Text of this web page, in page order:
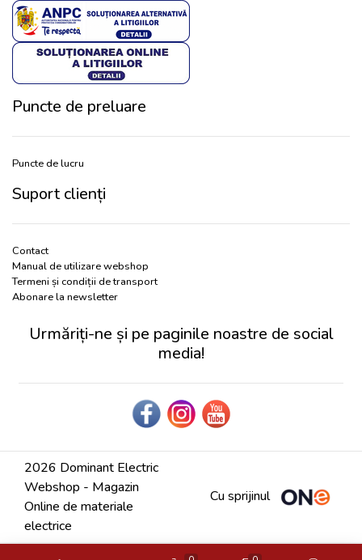
Puncte de preluare
Puncte de lucru
Suport clienți
Contact
Manual de utilizare webshop
Termeni și condiții de transport
Abonare la newsletter
Urmăriți-ne și pe paginile noastre de social
media!
2026 Dominant Electric
Webshop - Magazin
Online de materiale
electrice
Cu sprijinul